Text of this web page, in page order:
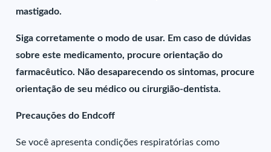
mastigado.
Siga corretamente o modo de usar. Em caso de dúvidas
sobre este medicamento, procure orientação do
farmacêutico. Não desaparecendo os sintomas, procure
orientação de seu médico ou cirurgião-dentista.
Precauções do Endcoff
Se você apresenta condições respiratórias como